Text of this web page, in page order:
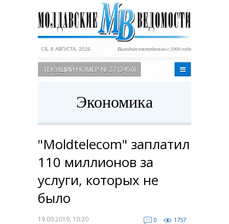
СБ, 8 АВГУСТА, 2026 Выходит еженедельно с 2000 года
ТЕКУЩИЙ НОМЕР № 27 (2450)
Экономика
"Moldtelecom" заплатил
110 миллионов за
услуги, которых не
было
19.09.2019, 10:20 0 1757